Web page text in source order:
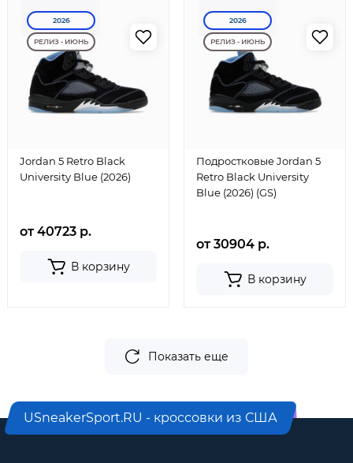
2026
РЕЛИЗ - ИЮНЬ
Jordan 5 Retro Black
University Blue (2026)
от 40723 р.
В корзину
2026
РЕЛИЗ - ИЮНЬ
Подростковые Jordan 5
Retro Black University
Blue (2026) (GS)
от 30904 р.
В корзину
Показать еще
USneakerSport.RU - кроссовки из США